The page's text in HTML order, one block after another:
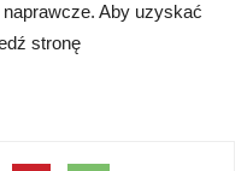
Aby uzyskać
stronę